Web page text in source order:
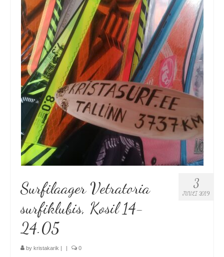
3
JUULI 2019
Surfilaager Vetratoria
surfiklubis, Kosil 14-
24.05
by kristakarik 0